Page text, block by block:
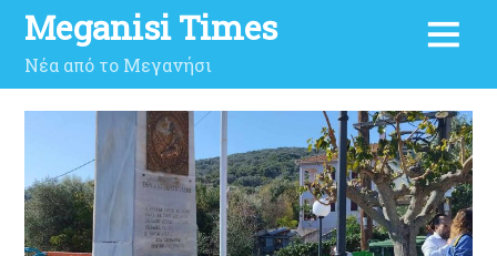
Meganisi Times
Νέα από το Μεγανήσι